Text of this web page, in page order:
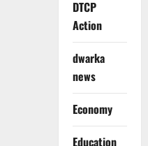
DTCP
Action
dwarka
news
Economy
Education